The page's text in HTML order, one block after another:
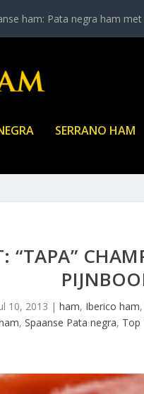
ham: Pata negra ham
SERRANO HAM
“TAPA”
10, 2013 |ham, Iberico ham,
,Spaanse Pata negra, Top